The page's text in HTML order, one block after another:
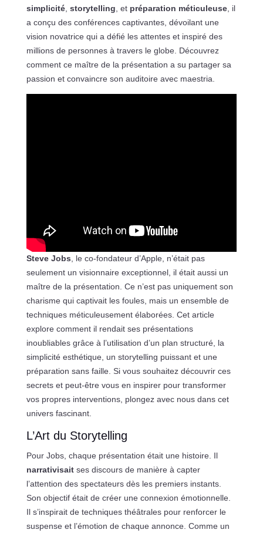
simplicité, storytelling , et préparation méticuleuse, il
a conçu des conférences captivantes, dévoilant une
vision novatrice qui a défié les attentes et inspiré des
millions de personnes à travers le globe. Découvrez
comment ce maître de la présentation a su partager sa
passion et convaincre son auditoire avec maestria.
Steve Jobs, le co-fondateur d’Apple, n’était pas
seulement un visionnaire exceptionnel, il était aussi un
maître de la présentation. Ce n’est pas uniquement son
charisme qui captivait les foules, mais un ensemble de
techniques méticuleusement élaborées. Cet article
explore comment il rendait ses présentations
inoubliables grâce à l’utilisation d’un plan structuré, la
simplicité esthétique, un storytelling puissant et une
préparation sans faille. Si vous souhaitez découvrir ces
secrets et peut-être vous en inspirer pour transformer
vos propres interventions, plongez avec nous dans cet
univers fascinant.
L’Art du Storytelling
Pour Jobs, chaque présentation était une histoire. Il
narrativisaitses discours de manière à capter
l’attention des spectateurs dès les premiers instants.
Son objectif était de créer une connexion émotionnelle.
Il s’inspirait de techniques théâtrales pour renforcer le
suspense et l’émotion de chaque annonce. Comme un